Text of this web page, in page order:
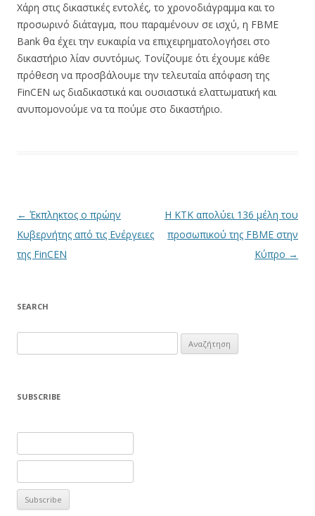
Χάρη στις δικαστικές εντολές, το χρονοδιάγραμμα και το
προσωρινό διάταγμα, που παραμένουν σε ισχύ, η FBME
Bank θα έχει την ευκαιρία να επιχειρηματολογήσει στο
δικαστήριο λίαν συντόμως. Τονίζουμε ότι έχουμε κάθε
πρόθεση να προσβάλουμε την τελευταία απόφαση της
FinCEN ως διαδικαστικά και ουσιαστικά ελαττωματική και
ανυπομονούμε να τα πούμε στο δικαστήριο.
Πλοήγηση άρθρων
← Έκπληκτος ο πρώην
Κυβερνήτης από τις Ενέργειες
της FinCEN
Η ΚΤΚ απολύει 136 μέλη του
προσωπικού της FBME στην
Κύπρο →
SEARCH
για:
SUBSCRIBE